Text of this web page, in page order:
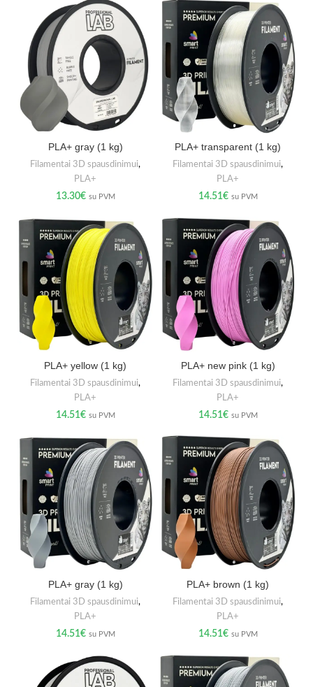
PLA+ gray (1 kg)
Filamentai 3D spausdinimui,
PLA+
13.30€ su PVM
PLA+ transparent (1 kg)
Filamentai 3D spausdinimui,
PLA+
14.51€ su PVM
PLA+ yellow (1 kg)
Filamentai 3D spausdinimui,
PLA+
14.51€ su PVM
PLA+ new pink (1 kg)
Filamentai 3D spausdinimui,
PLA+
14.51€ su PVM
PLA+ gray (1 kg)
Filamentai 3D spausdinimui,
PLA+
14.51€ su PVM
PLA+ brown (1 kg)
Filamentai 3D spausdinimui,
PLA+
14.51€ su PVM